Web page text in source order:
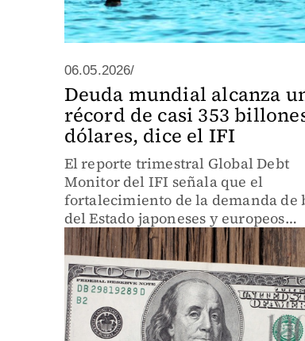
06.05.2026/
Deuda mundial alcanza
récord de casi 353
dólares, dice el IFI
El reporte trimestral Global Debt
Monitor del IFI señala que el
fortalecimiento de la demanda de
del Estado japoneses y europeos
contrasta con una del Tesoro de
Unidos.